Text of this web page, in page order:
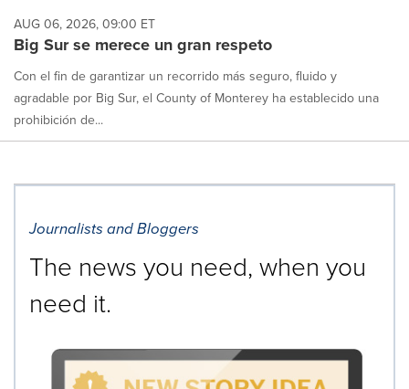
AUG 06, 2026, 09:00 ET
Big Sur se merece un gran respeto
Con el fin de garantizar un recorrido más seguro, fluido y
agradable por Big Sur, el County of Monterey ha establecido una
prohibición de...
Journalists and Bloggers
The news you need, when you
need it.